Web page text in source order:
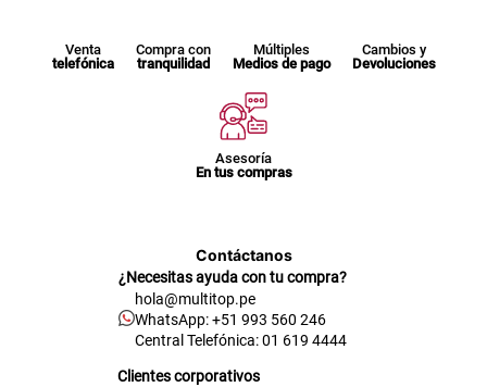
Venta
telefónica
Compra con
tranquilidad
Múltiples
Medios de pago
Cambios y
Devoluciones
Asesoría
En tus compras
Contáctanos
¿Necesitas ayuda con tu compra?
hola@multitop.pe
WhatsApp: +51 993 560 246
Central Telefónica: 01 619 4444
Clientes corporativos